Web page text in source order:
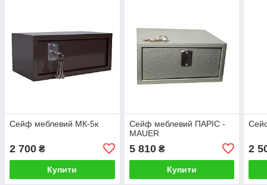
Сейф меблевий МК-5к
2 700 ₴
Купити
Сейф меблевий ПАРІС -
MAUER
5 810₴
Купити
2